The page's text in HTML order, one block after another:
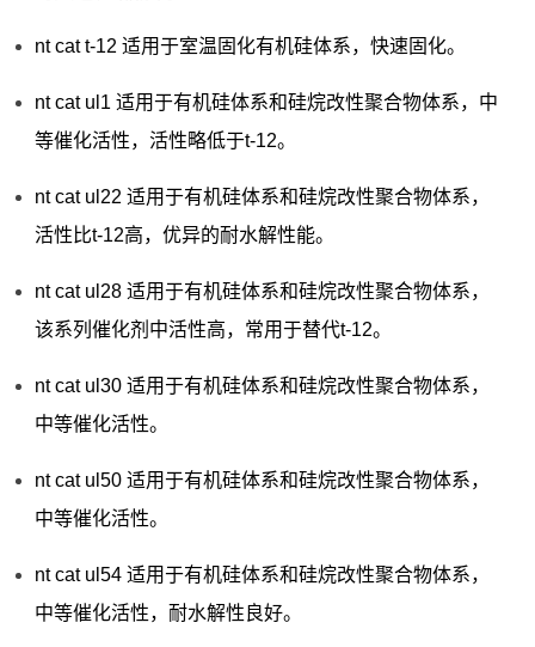
nt cat t-12 适用于室温固化有机硅体系，快速固化。
nt cat ul1 适用于有机硅体系和硅烷改性聚合物体系，中
等催化活性，活性略低于t-12。
nt cat ul22 适用于有机硅体系和硅烷改性聚合物体系，
活性比t-12高，优异的耐水解性能。
nt cat ul28 适用于有机硅体系和硅烷改性聚合物体系，
该系列催化剂中活性高，常用于替代t-12。
nt cat ul30 适用于有机硅体系和硅烷改性聚合物体系，
中等催化活性。
nt cat ul50 适用于有机硅体系和硅烷改性聚合物体系，
中等催化活性。
nt cat ul54 适用于有机硅体系和硅烷改性聚合物体系，
中等催化活性，耐水解性良好。